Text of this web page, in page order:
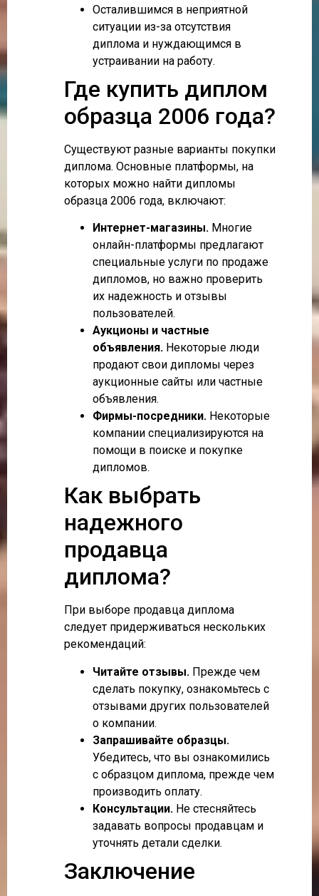
Осталившимся в неприятной
ситуации из-за отсутствия
диплома и нуждающимся в
устраивании на работу.
Где купить диплом
образца 2006 года?
Существуют разные варианты покупки
диплома. Основные платформы, на
которых можно найти дипломы
образца 2006 года, включают:
Интернет-магазины. Многие
онлайн-платформы предлагают
специальные услуги по продаже
дипломов, но важно проверить
их надежность и отзывы
пользователей.
Аукционы и частные
объявления. Некоторые люди
продают свои дипломы через
аукционные сайты или частные
объявления.
Фирмы-посредники. Некоторые
компании специализируются на
помощи в поиске и покупке
дипломов.
Как выбрать
надежного
продавца
диплома?
При выборе продавца диплома
следует придерживаться нескольких
рекомендаций:
Читайте отзывы. Прежде чем
сделать покупку, ознакомьтесь с
отзывами других пользователей
о компании.
Запрашивайте образцы.
Убедитесь, что вы ознакомились
с образцом диплома, прежде чем
производить оплату.
Консультации. Не стесняйтесь
задавать вопросы продавцам и
уточнять детали сделки.
Заключение